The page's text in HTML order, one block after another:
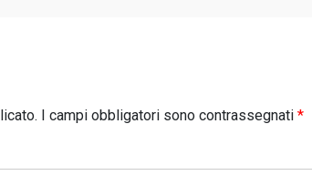
I campi obbligatori sono contrassegnati *